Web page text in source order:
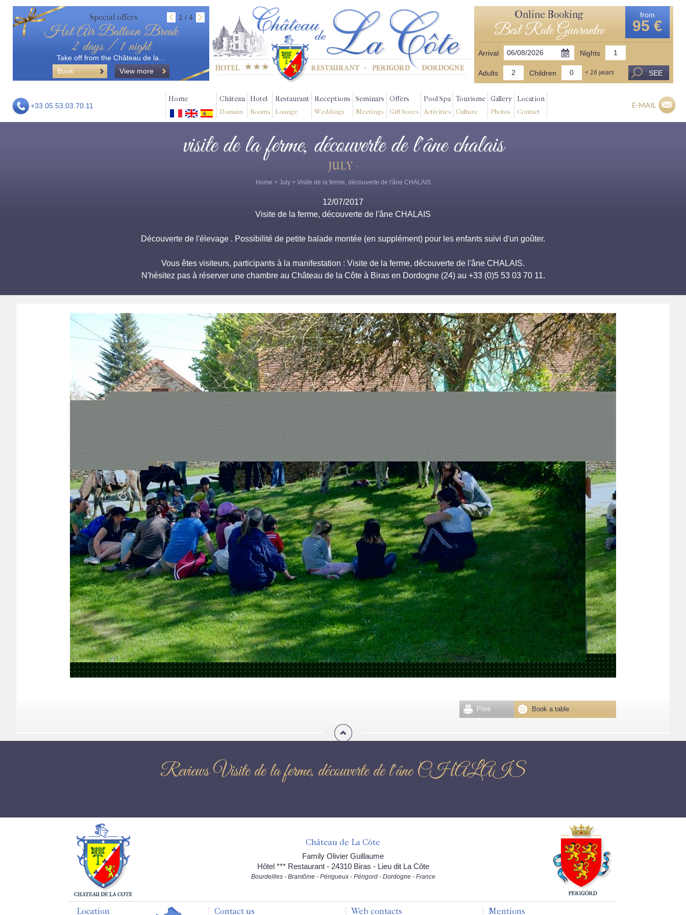
Special offers 1 / 4
Hot Air Balloon Break
2 days / 1 night
Take off from the Château de la…
Book
View more
Online Booking
Best Rate Guarantee
from
95 €
Arrival Nights
Adults Children < 16 years SEE
+33 05.53.03.70.11
Home Château
Domain
Hotel
Rooms
Restaurant
Lounge
Receptions
Weddings
Seminars
Meetings
Offers
Gift boxes
Pool Spa
Activities
Tourisme
Culture
Gallery
Photos
Location
Contact
E-MAIL
visite de la ferme, découverte de l'âne chalais
JULY -
Home > July> Visite de la ferme, découverte de l'âne CHALAIS
12/07/2017
Visite de la ferme, découverte de l'âne CHALAIS
Découverte de l'élevage . Possibilité de petite balade montée (en supplément) pour les enfants suivi d'un goûter.
Vous êtes visiteurs, participants à la manifestation : Visite de la ferme, découverte de l'âne CHALAIS.
N'hésitez pas à réserver une chambre au Château de la Côte à Biras en Dordogne (24) au +33 (0)5 53 03 70 11.
Book a table
Print
Reviews Visite de la ferme, découverte de l'âne CHALAIS
Château de La Côte
Family Olivier Guillaume
Hôtel *** Restaurant - 24310 Biras - Lieu dit La Côte
Bourdeilles - Brantôme - Périgueux - Périgord - Dordogne - France
Location Contact us Web contacts Mentions